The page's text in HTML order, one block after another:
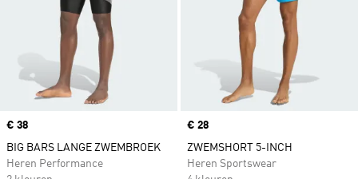
Price
€ 38
BIG BARS LANGE ZWEMBROEK
Heren Performance
Price
€ 28
ZWEMSHORT 5-INCH
Heren Sportswear